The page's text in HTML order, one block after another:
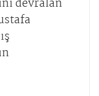
devralan